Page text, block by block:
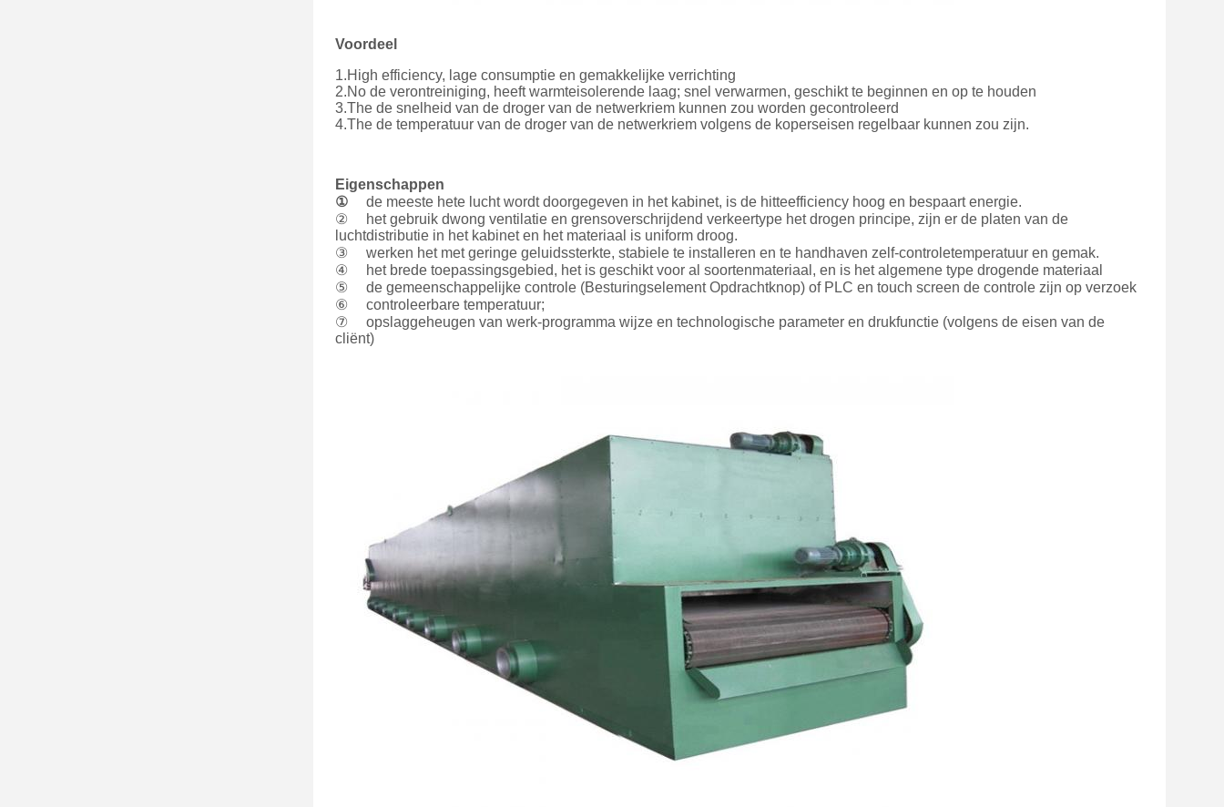
Voordeel
1.High efficiency, lage consumptie en gemakkelijke verrichting
2.No de verontreiniging, heeft warmteisolerende laag; snel verwarmen, geschikt te beginnen en op te houden
3.The de snelheid van de droger van de netwerkriem kunnen zou worden gecontroleerd
4.The de temperatuur van de droger van de netwerkriem volgens de koperseisen regelbaar kunnen zou zijn.
Eigenschappen
① de meeste hete lucht wordt doorgegeven in het kabinet, is de hitteefficiency hoog en bespaart energie.
② het gebruik dwong ventilatie en grensoverschrijdend verkeertype het drogen principe, zijn er de platen van de
luchtdistributie in het kabinet en het materiaal is uniform droog.
③ werken het met geringe geluidssterkte, stabiele te installeren en te handhaven zelf-controletemperatuur en gemak.
④ het brede toepassingsgebied, het is geschikt voor al soortenmateriaal, en is het algemene type drogende materiaal
⑤ de gemeenschappelijke controle (Besturingselement Opdrachtknop) of PLC en touch screen de controle zijn op verzoek
⑥ controleerbare temperatuur;
⑦ opslaggeheugen van werk-programma wijze en technologische parameter en drukfunctie (volgens de eisen van de
cliënt)